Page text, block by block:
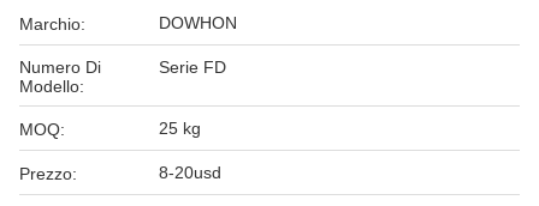
Marchio: DOWHON
Numero Di
Modello:
Serie FD
MOQ: 25 kg
Prezzo: 8-20usd